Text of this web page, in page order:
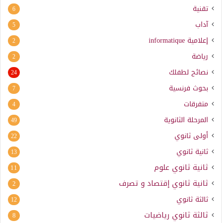
تقنية 6
آداب 5
إعلامية informatique
2
رياضة 2
نصائح لطفلك 24
بحوث فرنسية 7
متفرقات 4
المرحلة الثانوية 49
أولى ثانوي 22
ثانية ثانوي 13
ثانية ثانوي علوم 11
ثانية ثانوي إقتصاد و تصرف 2
ثالثة ثانوي 12
ثالثة ثانوي رياضيات 8